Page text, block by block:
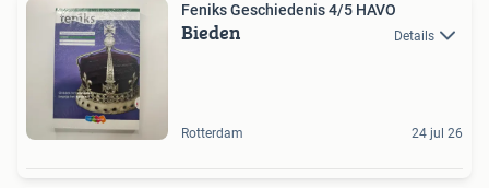
Feniks Geschiedenis 4/5 HAVO
Bieden Details
Rotterdam 24 jul 26